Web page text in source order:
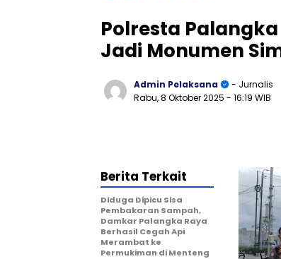
Polresta
Jadi Monumen
Admin Pelaksana
- Jurnalis
Rabu, 8 Oktober 2025 - 16:19 WIB
Berita Terkait
Diduga Dipicu Sisa
Pembakaran Sampah,
Damkar Palangka Raya
Berhasil Cegah Api
Merambat ke
Permukiman di Menteng